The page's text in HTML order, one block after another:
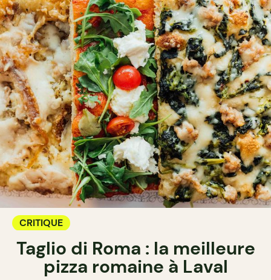
CRITIQUE
Taglio di Roma : la meilleure
pizza romaine à Laval